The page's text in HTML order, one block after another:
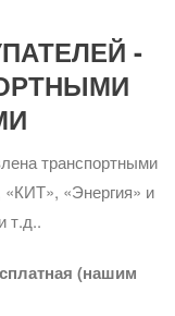
-
транспортными
«Энергия» и
т.д..
(нашим